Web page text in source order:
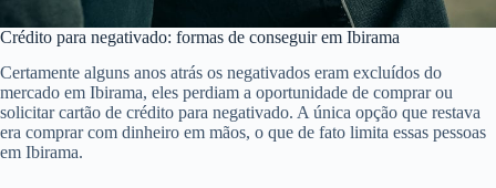
Crédito para negativado: formas de conseguir em Ibirama
Certamente alguns anos atrás os negativados eram excluídos do
mercado em Ibirama, eles perdiam a oportunidade de comprar ou
solicitar cartão de crédito para negativado. A única opção que restava
era comprar com dinheiro em mãos, o que de fato limita essas pessoas
em Ibirama.